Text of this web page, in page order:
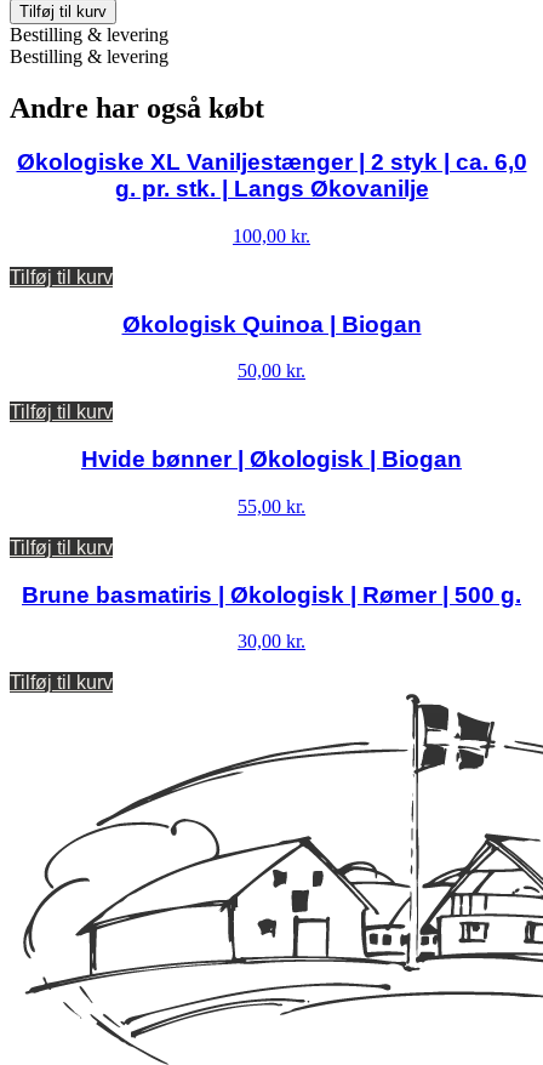
Tilføj til kurv
Bestilling & levering
Bestilling & levering
Andre har også købt
Økologiske XL Vaniljestænger | 2 styk | ca. 6,0
g. pr. stk. | Langs Økovanilje
100,00 kr.
Tilføj til kurv
Økologisk Quinoa | Biogan
50,00 kr.
Tilføj til kurv
Hvide bønner | Økologisk | Biogan
55,00 kr.
Tilføj til kurv
Brune basmatiris | Økologisk | Rømer | 500 g.
30,00 kr.
Tilføj til kurv